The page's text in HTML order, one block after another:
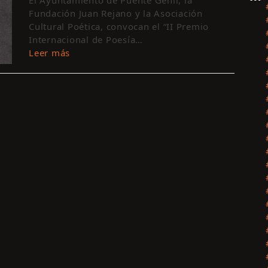
Fundación Juan Rejano y la Asociación
Cultural Poética, convocan el “II Premio
Internacional de Poesía…
Leer más